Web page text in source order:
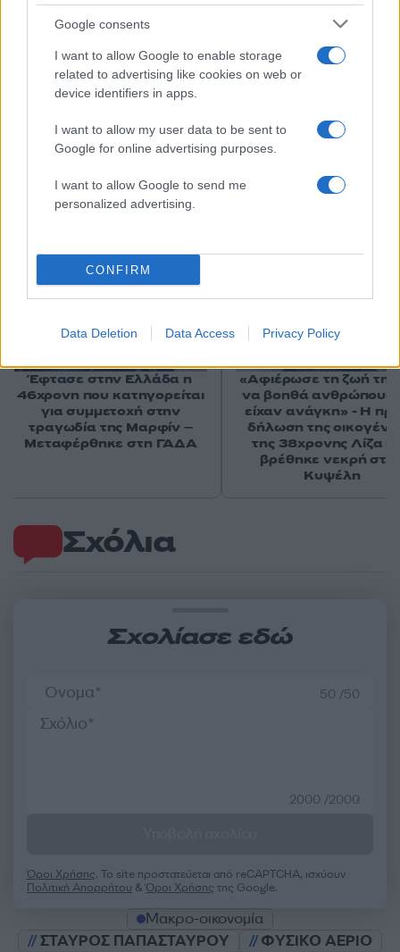
Google consents
I want to allow Google to enable storage
related to advertising like cookies on web or
device identifiers in apps.
I want to allow my user data to be sent to
Google for online advertising purposes.
I want to allow Google to send me
personalized advertising.
CONFIRM
Data Deletion Data Access Privacy Policy
Σχόλια
Σχολίασε εδώ
50 /50
2000 /2000
Όροι Χρήσης. Το site προστατεύεται από reCAPTCHA, ισχύουν
Πολιτική Απορρήτου &Όροι Χρήσης της Google.
Μακρο-οικονομία
ΣΤΑΥΡΟΣ ΠΑΠΑΣΤΑΥΡΟΥ
ΦΥΣΙΚΟ ΑΕΡΙΟ
Αν τα χάσατε
Έφτασε στην Ελλάδα η
46χρονη που κατηγορείται
για συμμετοχή στην
τραγωδία της Μαρφίν –
Μεταφέρθηκε στη ΓΑΔΑ
«Αφιέρωσε τη ζωή της
να βοηθά ανθρώπους
είχαν ανάγκη» - Η
δήλωση της
της 38χρονης Λίζα
βρέθηκε νεκρή
Κυψέλη